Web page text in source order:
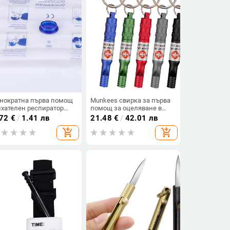
първа помощ
респиратор
в уста CPR щит за
Изкуствено дишане
маска
инструменти
€ / 1.41 лв
add_shopping_cart
Munkees свирка за първа
помощ за оцеляване в
дивата природа,
животоспасяваща свирка
за оцеляване на открито,
високочестотна свирка за
21.48 € / 42.01 лв
add_shopping_cart